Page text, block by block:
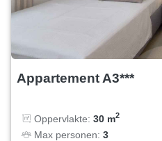
Appartement A3***
Oppervlakte: 30 m2
Max personen: 3